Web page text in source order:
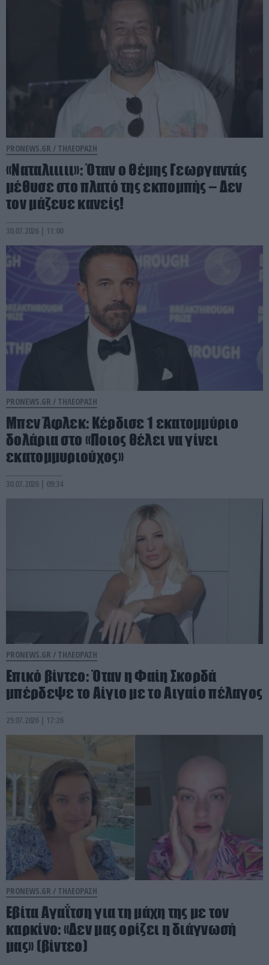
PRONEWS.GR / ΤΗΛΕΟΡΑΣΗ
«Ναταλιιιιι»: Όταν ο Θέμης Γεωργαντάς
μέθυσε στο πλατό της εκπομπής – Δεν
τον μάζευε κανείς!
30.07.2026 | 11:00
PRONEWS.GR / ΤΗΛΕΟΡΑΣΗ
Μπεν Άφλεκ: Κέρδισε 1 εκατομμύριο
δολάρια στο «Ποιος θέλει να γίνει
εκατομμυριούχος»
30.07.2026 | 09:34
PRONEWS.GR / ΤΗΛΕΟΡΑΣΗ
Επικό βίντεο: Όταν η Φαίη Σκορδά
μπέρδεψε το Αίγιο με το Αιγαίο πέλαγος
29.07.2026 | 17:26
PRONEWS.GR / ΤΗΛΕΟΡΑΣΗ
Εβίτα Αγαΐτση για τη μάχη της με τον
καρκίνο: «Δεν μας ορίζει η διάγνωσή
μας» (βίντεο)